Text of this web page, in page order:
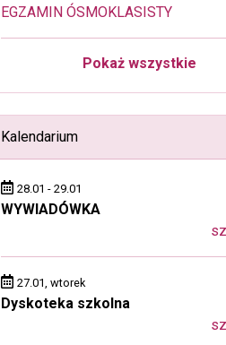
EGZAMIN ÓSMOKLASISTY
Pokaż wszystkie
Kalendarium
28.01 - 29.01
WYWIADÓWKA
27.01, wtorek
Dyskoteka szkolna